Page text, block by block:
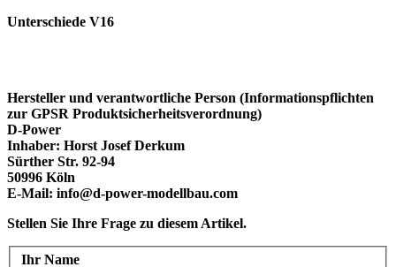
Unterschiede V16
Hersteller und verantwortliche Person (Informationspflichten
zur GPSR Produktsicherheitsverordnung)
D-Power
Inhaber: Horst Josef Derkum
Sürther Str. 92-94
50996 Köln
E-Mail: info@d-power-modellbau.com
Stellen Sie Ihre Frage zu diesem Artikel.
Ihr Name